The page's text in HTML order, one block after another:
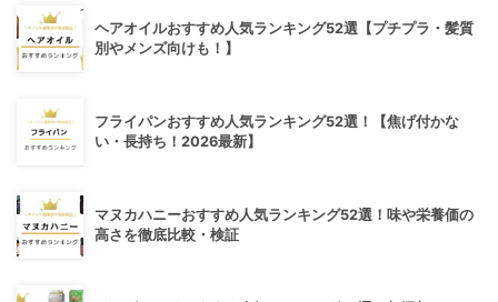
ヘアオイルおすすめ人気ランキング52選【プチプラ・髪質
別やメンズ向けも！】
フライパンおすすめ人気ランキング52選！【焦げ付かな
い・長持ち！2026最新】
マヌカハニーおすすめ人気ランキング52選！味や栄養価の
高さを徹底比較・検証